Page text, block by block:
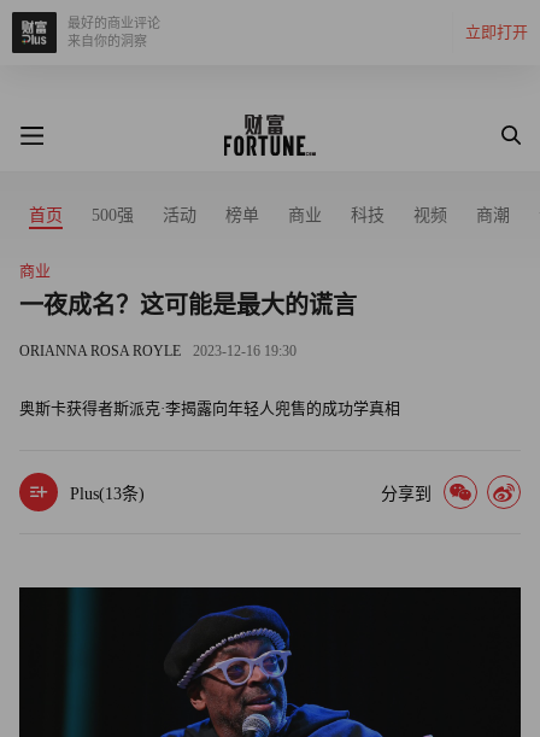
立即打开
最好的商业评论
来自你的洞察
首页 500强 活动 榜单 商业 科技 视频 商潮
商业
一夜成名？这可能是最大的谎言
ORIANNA ROSA ROYLE 2023-12-16 19:30
奥斯卡获得者斯派克·李揭露向年轻人兜售的成功学真相
Plus(13条) 分享到